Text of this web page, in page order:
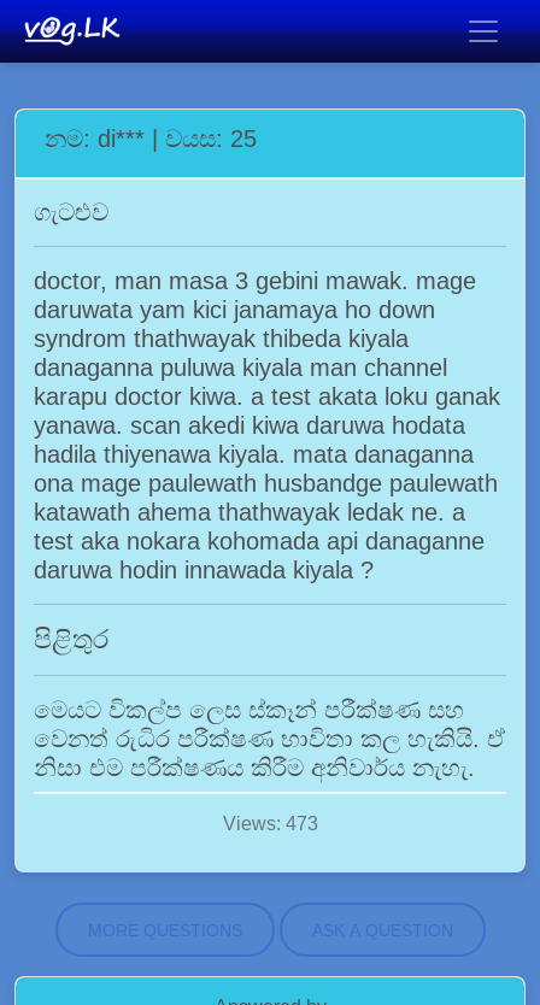
නම: di*** | වයස: 25
ගැටළුව
doctor, man masa 3 gebini mawak. mage
daruwata yam kici janamaya ho down
syndrom thathwayak thibeda kiyala
danaganna puluwa kiyala man channel
karapu doctor kiwa. a test akata loku ganak
yanawa. scan akedi kiwa daruwa hodata
hadila thiyenawa kiyala. mata danaganna
ona mage paulewath husbandge paulewath
katawath ahema thathwayak ledak ne. a
test aka nokara kohomada api danaganne
daruwa hodin innawada kiyala ?
පිළිතුර
මෙයට විකල්ප ලෙස ස්කෑන් පරීක්ෂණ සහ
වෙනත් රුධිර පරීක්ෂණ භාවිතා කල හැකියි. ඒ
නිසා එම පරීක්ෂණය කිරීම අනිවාර්ය නැහැ.
Views: 473
MORE QUESTIONS ASK A QUESTION